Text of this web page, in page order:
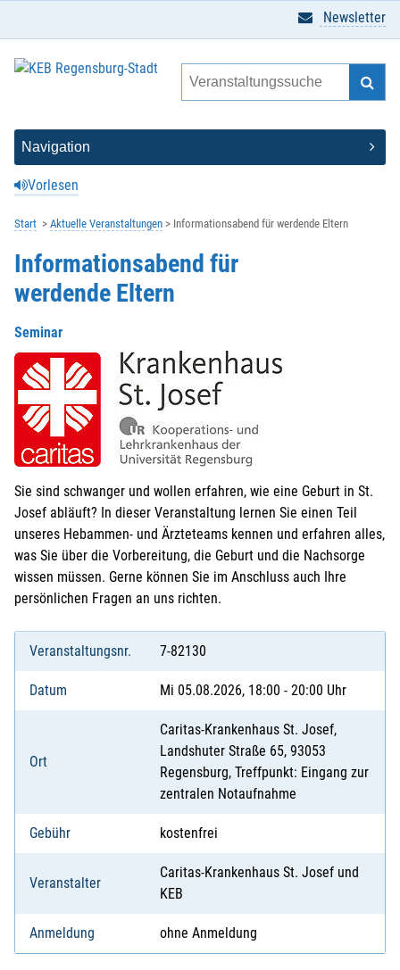
Vorlesen
Newsletter
Start Aktuelle Veranstaltungen Informationsabend für werdende Eltern
Informationsabend für
werdende Eltern
Seminar
Sie sind schwanger und wollen erfahren, wie eine Geburt in St.
Josef abläuft? In dieser Veranstaltung lernen Sie einen Teil
unseres Hebammen- und Ärzteteams kennen und erfahren alles,
was Sie über die Vorbereitung, die Geburt und die Nachsorge
wissen müssen. Gerne können Sie im Anschluss auch Ihre
persönlichen Fragen an uns richten.
Veranstaltungsnr. 7-82130
Datum Mi 05.08.2026, 18:00 - 20:00 Uhr
Ort
Caritas-Krankenhaus St. Josef,
Landshuter Straße 65, 93053
Regensburg, Treffpunkt: Eingang zur
zentralen Notaufnahme
Gebühr kostenfrei
Veranstalter
Caritas-Krankenhaus St. Josef und
KEB
Anmeldung ohne Anmeldung